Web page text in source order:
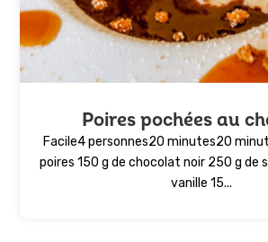
Poires pochées au
Facile4 personnes20 minutes20
poires 150 g de chocolat noir 250 g de
vanille 15...